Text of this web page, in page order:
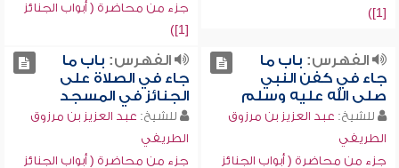
[1])
جزء من محاضرة ( أبواب الجنائز
[1])
الفهرس: باب ما
جاء في كفن النبي
صلى الله عليه وسلم
للشيخ: عبد العزيز بن مرزوق
الطريفي
جزء من محاضرة ( أبواب الجنائز
الفهرس: باب ما
جاء في الصلاة على
الجنائز في المسجد
للشيخ: عبد العزيز بن مرزوق
الطريفي
جزء من محاضرة ( أبواب الجنائز